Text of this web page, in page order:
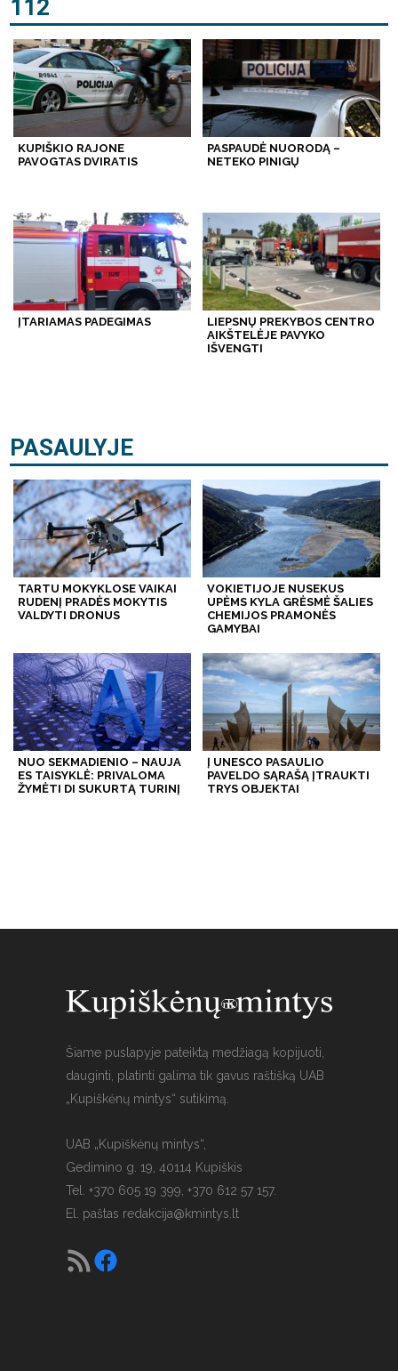
112
KUPIŠKIO RAJONE
PAVOGTAS DVIRATIS
PASPAUDĖ NUORODĄ –
NETEKO PINIGŲ
ĮTARIAMAS PADEGIMAS
LIEPSNŲ PREKYBOS CENTRO
AIKŠTELĖJE PAVYKO
IŠVENGTI
PASAULYJE
TARTU MOKYKLOSE VAIKAI
RUDENĮ PRADĖS MOKYTIS
VALDYTI DRONUS
VOKIETIJOJE NUSEKUS
UPĖMS KYLA GRĖSMĖ ŠALIES
CHEMIJOS PRAMONĖS
GAMYBAI
NUO SEKMADIENIO – NAUJA
ES TAISYKLĖ: PRIVALOMA
ŽYMĖTI DI SUKURTĄ TURINĮ
Į UNESCO PASAULIO
PAVELDO SĄRAŠĄ ĮTRAUKTI
TRYS OBJEKTAI
Šiame puslapyje pateiktą medžiagą kopijuoti,
dauginti, platinti galima tik gavus raštišką UAB
„Kupiškėnų mintys“ sutikimą.
UAB „Kupiškėnų mintys“,
Gedimino g. 19, 40114 Kupiškis
Tel. +370 605 19 399, +370 612 57 157.
El. paštas redakcija@kmintys.lt